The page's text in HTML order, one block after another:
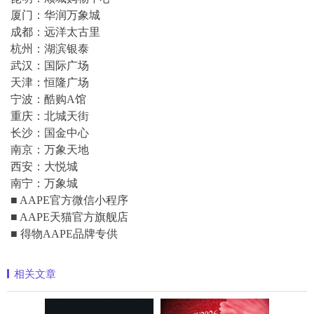
厦门：华润万象城
成都：远洋太古里
杭州：湖滨银泰
武汉：国际广场
天津：恒隆广场
宁波：酷购A馆
重庆：北城天街
长沙：国金中心
南京：万象天地
西安：大悦城
南宁：万象城
■ AAPE官方微信小程序
■ AAPE天猫官方旗舰店
■ 得物AAPE品牌专供
相关文章